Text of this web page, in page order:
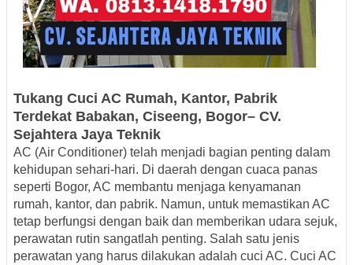
Tukang Cuci AC Rumah, Kantor, Pabrik
Terdekat Babakan, Ciseeng, Bogor– CV.
Sejahtera Jaya Teknik
AC (Air Conditioner) telah menjadi bagian penting dalam
kehidupan sehari-hari. Di daerah dengan cuaca panas
seperti Bogor, AC membantu menjaga kenyamanan
rumah, kantor, dan pabrik. Namun, untuk memastikan AC
tetap berfungsi dengan baik dan memberikan udara sejuk,
perawatan rutin sangatlah penting. Salah satu jenis
perawatan yang harus dilakukan adalah cuci AC. Cuci AC